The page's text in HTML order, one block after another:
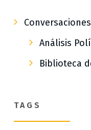
Conversaciones
Análisis
Biblioteca
TAGS